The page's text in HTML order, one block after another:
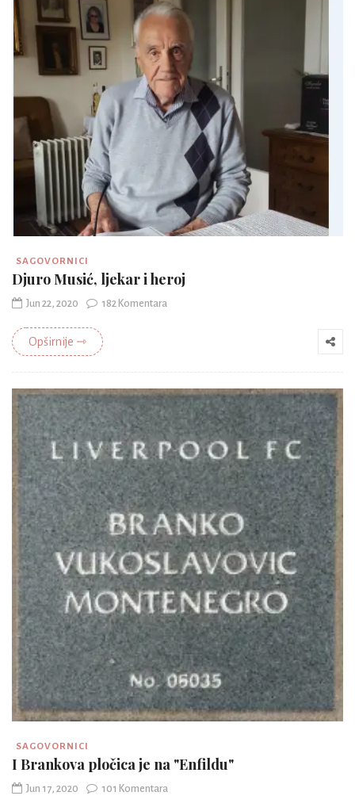
SAGOVORNICI
Djuro Musić, ljekar i heroj
Jun 22, 2020 182 Komentara
Opširnije ⇾
SAGOVORNICI
I Brankova pločica je na "Enfildu"
Jun 17, 2020 101 Komentara